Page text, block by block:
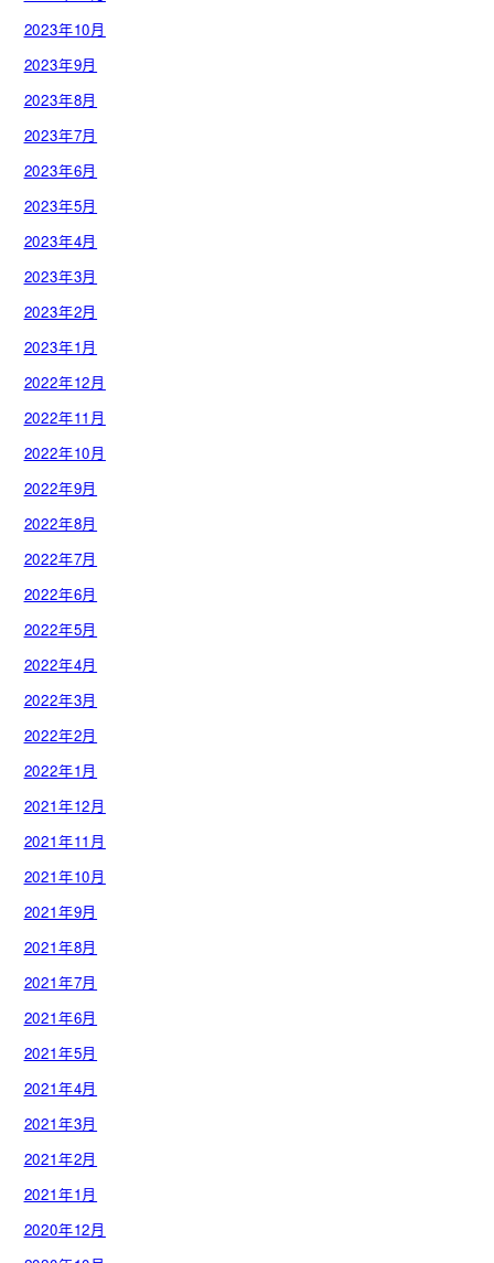
2023年10月
2023年9月
2023年8月
2023年7月
2023年6月
2023年5月
2023年4月
2023年3月
2023年2月
2023年1月
2022年12月
2022年11月
2022年10月
2022年9月
2022年8月
2022年7月
2022年6月
2022年5月
2022年4月
2022年3月
2022年2月
2022年1月
2021年12月
2021年11月
2021年10月
2021年9月
2021年8月
2021年7月
2021年6月
2021年5月
2021年4月
2021年3月
2021年2月
2021年1月
2020年12月